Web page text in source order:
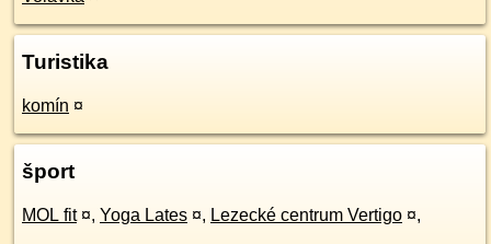
Turistika
komín ¤
šport
MOL fit ¤, Yoga Lates ¤, Lezecké centrum Vertigo ¤,